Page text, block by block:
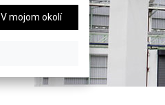
V mojom okolí